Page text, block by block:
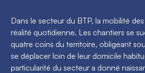
Dans le secteur du BTP, la mobilité
réalité quotidienne. Les chantiers se
quatre coins du territoire, obligeant
se déplacer loin de leur domicile
particularité du secteur a donné